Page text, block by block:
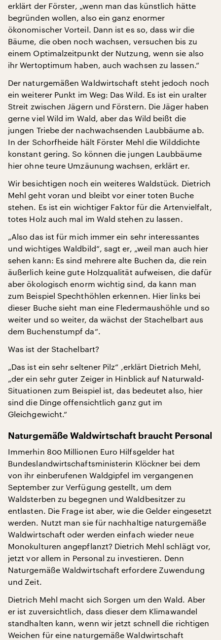
erklärt der Förster, „wenn man das künstlich hätte
begründen wollen, also ein ganz enormer
ökonomischer Vorteil. Dann ist es so, dass wir die
Bäume, die oben noch wachsen, versuchen bis zu
einem Optimalzeitpunkt der Nutzung, wenn sie also
ihr Wertoptimum haben, auch wachsen zu lassen.“
Der naturgemäßen Waldwirtschaft steht jedoch noch
ein weiterer Punkt im Weg: Das Wild. Es ist ein uralter
Streit zwischen Jägern und Förstern. Die Jäger haben
gerne viel Wild im Wald, aber das Wild beißt die
jungen Triebe der nachwachsenden Laubbäume ab.
In der Schorfheide hält Förster Mehl die Wilddichte
konstant gering. So können die jungen Laubbäume
hier ohne teure Umzäunung wachsen, erklärt er.
Wir besichtigen noch ein weiteres Waldstück. Dietrich
Mehl geht voran und bleibt vor einer toten Buche
stehen. Es ist ein wichtiger Faktor für die Artenvielfalt,
totes Holz auch mal im Wald stehen zu lassen.
„Also das ist für mich immer ein sehr interessantes
und wichtiges Waldbild“, sagt er, „weil man auch hier
sehen kann: Es sind mehrere alte Buchen da, die rein
äußerlich keine gute Holzqualität aufweisen, die dafür
aber ökologisch enorm wichtig sind, da kann man
zum Beispiel Spechthöhlen erkennen. Hier links bei
dieser Buche sieht man eine Fledermaushöhle und so
weiter und so weiter, da wächst der Stachelbart aus
dem Buchenstumpf da“.
Was ist der Stachelbart?
„Das ist ein sehr seltener Pilz“ ,erklärt Dietrich Mehl,
„der ein sehr guter Zeiger in Hinblick auf Naturwald-
Situationen zum Beispiel ist, das bedeutet also, hier
sind die Dinge offensichtlich ganz gut im
Gleichgewicht.“
Naturgemäße Waldwirtschaft braucht Personal
Immerhin 800 Millionen Euro Hilfsgelder hat
Bundeslandwirtschaftsministerin Klöckner bei dem
von ihr einberufenen Waldgipfel im vergangenen
September zur Verfügung gestellt, um dem
Waldsterben zu begegnen und Waldbesitzer zu
entlasten. Die Frage ist aber, wie die Gelder eingesetzt
werden. Nutzt man sie für nachhaltige naturgemäße
Waldwirtschaft oder werden einfach wieder neue
Monokulturen angepflanzt? Dietrich Mehl schlägt vor,
jetzt vor allem in Personal zu investieren. Denn
Naturgemäße Waldwirtschaft erfordere Zuwendung
und Zeit.
Dietrich Mehl macht sich Sorgen um den Wald. Aber
er ist zuversichtlich, dass dieser dem Klimawandel
standhalten kann, wenn wir jetzt schnell die richtigen
Weichen für eine naturgemäße Waldwirtschaft